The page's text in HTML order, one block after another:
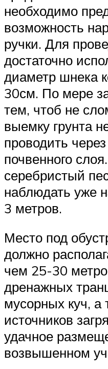
необходимо
возможность
ручки. Для
достаточно
диаметр шнека
30см. По мере
тем, чтоб не
выемку грунта
проводить
почвенного
серебристый
наблюдать уже
3 метров.
Место под
должно
чем 25-30
дренажных
мусорных куч, а
источников
удачное
возвышенном